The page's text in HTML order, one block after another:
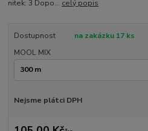
nitek: 3 Dopo... celý popis
Dostupnost
na zakázku 17 ks
MOOL MIX
Nejsme plátci DPH